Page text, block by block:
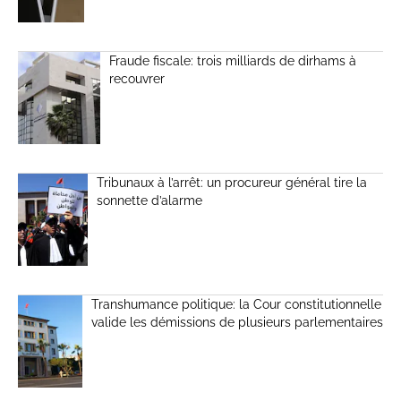
Fraude fiscale: trois milliards de dirhams à
recouvrer
Tribunaux à l’arrêt: un procureur général tire la
sonnette d’alarme
Transhumance politique: la Cour constitutionnelle
valide les démissions de plusieurs parlementaires